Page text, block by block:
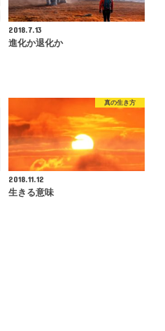
2018.7.13
進化か退化か
真の生き方
2018.11.12
生きる意味